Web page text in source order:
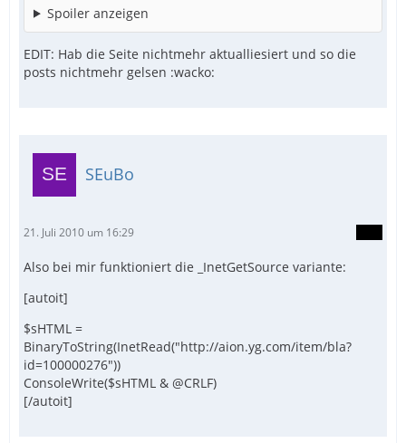
Spoiler anzeigen
EDIT: Hab die Seite nichtmehr aktualliesiert und so die
posts nichtmehr gelsen :wacko:
SEuBo
21. Juli 2010 um 16:29
Also bei mir funktioniert die _InetGetSource variante:
[autoit]
$sHTML =
BinaryToString(InetRead("http://aion.yg.com/item/bla?
id=100000276"))
ConsoleWrite($sHTML & @CRLF)
[/autoit]